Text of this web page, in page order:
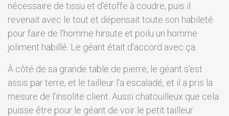
nécessaire de tissu et d'étoffe à coudre, puis il
revenait avec le tout et dépensait toute son habileté
pour faire de l'homme hirsute et poilu un homme
joliment habillé. Le géant était d'accord avec ça.
À côté de sa grande table de pierre, le géant s'est
assis par terre, et le tailleur l'a escaladé, et il a pris la
mesure de l'insolite client. Aussi chatouilleux que cela
puisse être pour le géant de voir le petit tailleur